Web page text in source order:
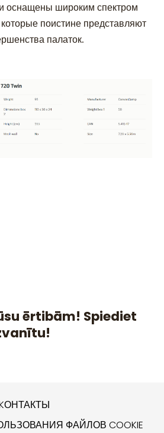
ērtibām! Spiediet
оснащены широким спектром
поистине представляют
палаток.
ФАЙЛОВ COOKIE